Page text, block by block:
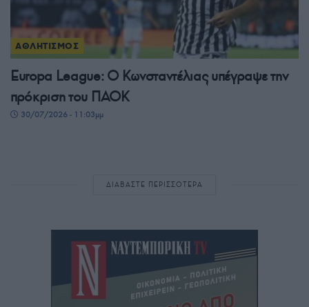
ΑΘΛΗΤΙΣΜΟΣ
Europa League: Ο Κωνσταντέλιας υπέγραψε την
πρόκριση του ΠΑΟΚ
30/07/2026 - 11:03μμ
ΔΙΑΒΑΣΤΕ ΠΕΡΙΣΣΟΤΕΡΑ